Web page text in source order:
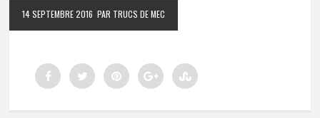
14 SEPTEMBRE 2016 PAR TRUCS DE MEC